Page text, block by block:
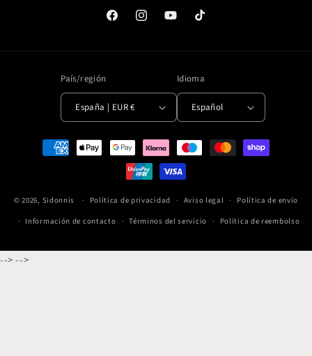
FacebookInstagramYouTubeTikTok
País/región
España | EUR €
Idioma
Español
Formas
© 2026, Sidonnis Política de privacidad Aviso legal
Política de envío
Información de contacto
Términos del servicio Política de reembolso
-->-->